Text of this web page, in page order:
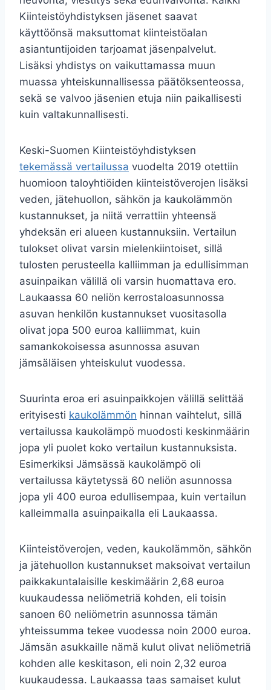
Kiinteistöyhdistyksen jäsenet saavat
käyttöönsä maksuttomat kiinteistöalan
asiantuntijoiden tarjoamat jäsenpalvelut.
Lisäksi yhdistys on vaikuttamassa muun
muassa yhteiskunnallisessa päätöksenteossa,
sekä se valvoo jäsenien etuja niin paikallisesti
kuin valtakunnallisesti.
Keski-Suomen Kiinteistöyhdistyksen
tekemässä vertailussa vuodelta 2019 otettiin
huomioon taloyhtiöiden kiinteistöverojen lisäksi
veden, jätehuollon, sähkön ja kaukolämmön
kustannukset, ja niitä verrattiin yhteensä
yhdeksän eri alueen kustannuksiin. Vertailun
tulokset olivat varsin mielenkiintoiset, sillä
tulosten perusteella kalliimman ja edullisimman
asuinpaikan välillä oli varsin huomattava ero.
Laukaassa 60 neliön kerrostaloasunnossa
asuvan henkilön kustannukset vuositasolla
olivat jopa 500 euroa kalliimmat, kuin
samankokoisessa asunnossa asuvan
jämsäläisen yhteiskulut vuodessa.
Suurinta eroa eri asuinpaikkojen välillä selittää
erityisesti kaukolämmön hinnan vaihtelut, sillä
vertailussa kaukolämpö muodosti keskinmäärin
jopa yli puolet koko vertailun kustannuksista.
Esimerkiksi Jämsässä kaukolämpö oli
vertailussa käytetyssä 60 neliön asunnossa
jopa yli 400 euroa edullisempaa, kuin vertailun
kalleimmalla asuinpaikalla eli Laukaassa.
Kiinteistöverojen, veden, kaukolämmön, sähkön
ja jätehuollon kustannukset maksoivat vertailun
paikkakuntalaisille keskimäärin 2,68 euroa
kuukaudessa neliömetriä kohden, eli toisin
sanoen 60 neliömetrin asunnossa tämän
yhteissumma tekee vuodessa noin 2000 euroa.
Jämsän asukkaille nämä kulut olivat neliömetriä
kohden alle keskitason, eli noin 2,32 euroa
kuukaudessa. Laukaassa taas samaiset kulut